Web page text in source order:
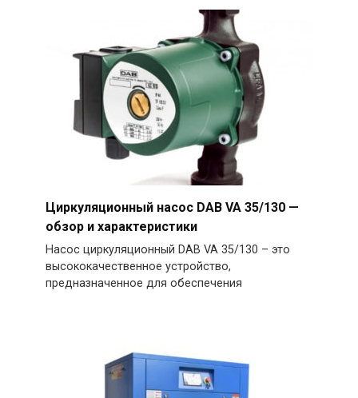
Циркуляционный насос DAB VA 35/130 —
обзор и характеристики
Насос циркуляционный DAB VA 35/130 – это
высококачественное устройство,
предназначенное для обеспечения